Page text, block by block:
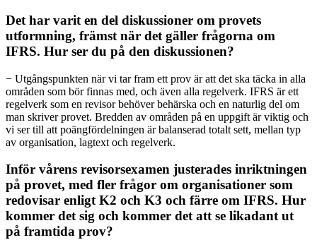
Det har varit en del diskussioner om provets
utformning, främst när det gäller frågorna om
IFRS. Hur ser du på den diskussionen?
− Utgångspunkten när vi tar fram ett prov är att det ska täcka in alla
områden som bör finnas med, och även alla regelverk. IFRS är ett
regelverk som en revisor behöver behärska och en naturlig del om
man skriver provet. Bredden av områden på en uppgift är viktig och
vi ser till att poängfördelningen är balanserad totalt sett, mellan typ
av organisation, lagtext och regelverk.
Inför vårens revisorsexamen justerades inriktningen
på provet, med fler frågor om organisationer som
redovisar enligt K2 och K3 och färre om IFRS. Hur
kommer det sig och kommer det att se likadant ut
på framtida prov?